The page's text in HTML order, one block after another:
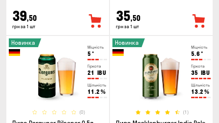
39,50
грн за 1 шт
35,50
грн за 1 шт
Міцність
5 °
Гіркота
21 IBU
Щільність
11.2 %
(0)
Новинка
Міцність
5.6 °
Гіркота
35 IBU
Щільність
13.2 %
(1)
Новинка